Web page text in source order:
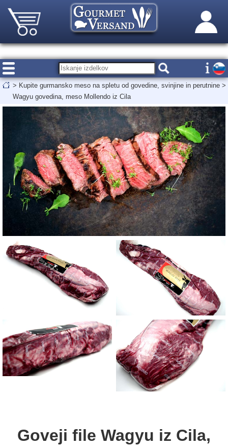
> Kupite gurmansko meso na spletu od govedine, svinjine in perutnine >
Wagyu govedina, meso Mollendo iz Cila
Goveji file Wagyu iz Cila,